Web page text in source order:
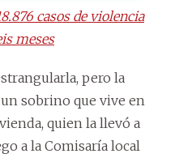
casos de violencia
meses
pero la
sobrino que vive en
quien la llevó a
a la Comisaría local